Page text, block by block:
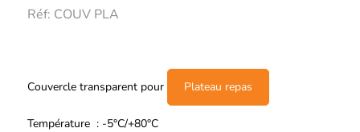
Réf: COUV PLA
Couvercle transparent pour Plateau repas
Température : -5°C/+80°C